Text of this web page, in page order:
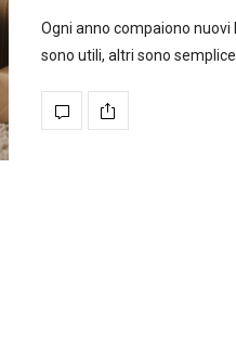
Ogni anno compaiono nuovi
sono utili, altri sono